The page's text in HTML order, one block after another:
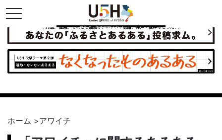
toggle navigation
県公式・兵庫五国連邦プロジェクト
ホーム >アワイチ